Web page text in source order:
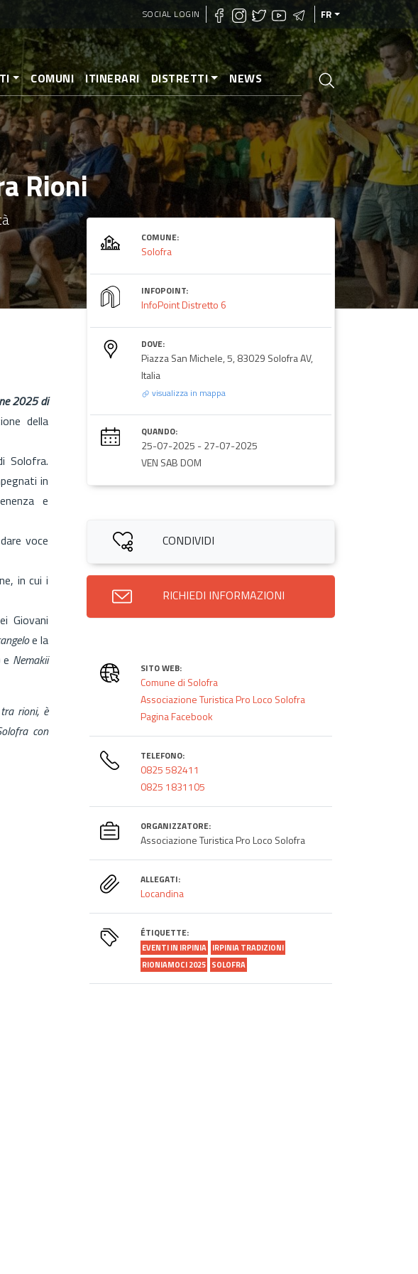
SOCIAL LOGIN FR
COMUNI ITINERARI DISTRETTI NEWS
Rioni
2025 di
della
Solofra.
in
e
voce
in cui i
Giovani
e la
Nemakii
rioni, è
con
COMUNE:
Solofra
INFOPOINT:
InfoPoint Distretto 6
DOVE:
Piazza San Michele, 5, 83029 Solofra AV,
Italia
visualizza in mappa
QUANDO:
25-07-2025 -27-07-2025
VEN SAB DOM
CONDIVIDI
RICHIEDI INFORMAZIONI
SITO WEB:
Comune di Solofra
Associazione Turistica Pro Loco Solofra
Pagina Facebook
TELEFONO:
0825 582411
0825 1831105
ORGANIZZATORE:
Associazione Turistica Pro Loco Solofra
ALLEGATI:
Locandina
ÉTIQUETTE:
EVENTI IN IRPINIA IRPINIA TRADIZIONI
RIONIAMOCI 2025 SOLOFRA